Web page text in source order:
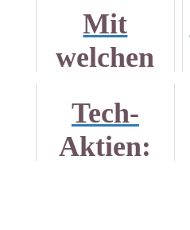
Mit
welchen
anfangen?
Mein
Tech-
Aktien: